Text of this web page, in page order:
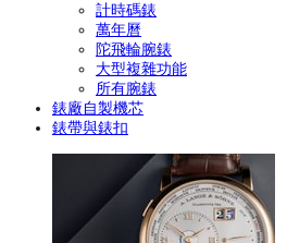
計時碼錶
萬年曆
陀飛輪腕錶
大型複雜功能
所有腕錶
錶廠自製機芯
錶帶與錶扣